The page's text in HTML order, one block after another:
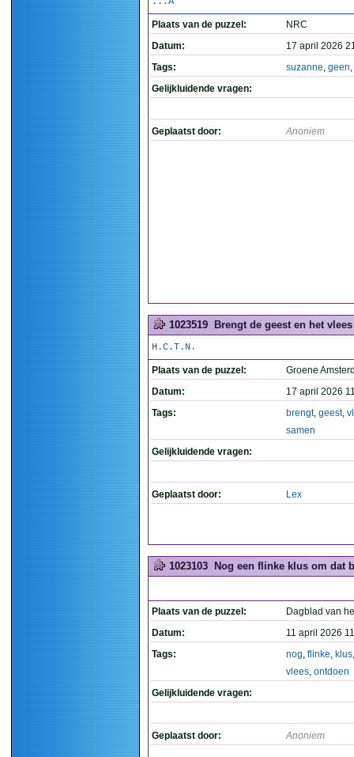
Plaats van de puzzel:
NRC
Datum:
17 april 2026
Tags:
suzanne, geen,
Gelijkluidende vragen:
Geplaatst door: Anoniem
1023519 Brengt de geest en het
H.C.T.N.
Plaats van de puzzel:
Groene
Datum:
17 april 2026
Tags:
brengt, geest,
samen
Gelijkluidende vragen:
Geplaatst door: Lex
1023103 Nog een flinke klus om dat
Plaats van de puzzel:
Dagblad van
Datum:
11 april 2026
Tags:
nog, flinke, klus
vlees, ontdoen
Gelijkluidende vragen:
Geplaatst door: Anoniem